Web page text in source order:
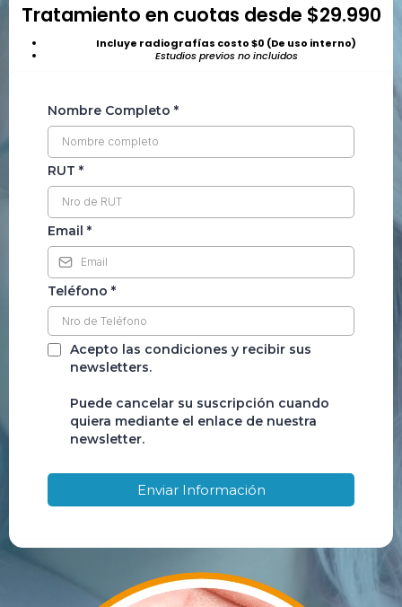
Tratamiento en cuotas desde $29.990
Incluye radiografías costo $0 (De uso interno)
Estudios previos no incluidos
Nombre Completo *
RUT *
Email *
Teléfono *
Acepto las condiciones y recibir sus
newsletters.
Puede cancelar su suscripción cuando
quiera mediante el enlace de nuestra
newsletter.
Enviar Información